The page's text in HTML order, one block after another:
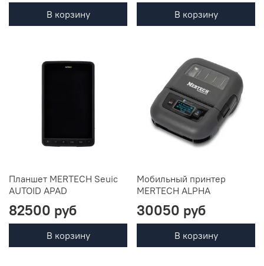
В корзину В корзину
Планшет MERTECH Seuic
AUTOID APAD
82500 руб
В корзину
Мобильный принтер
MERTECH ALPHA
30050 руб
В корзину